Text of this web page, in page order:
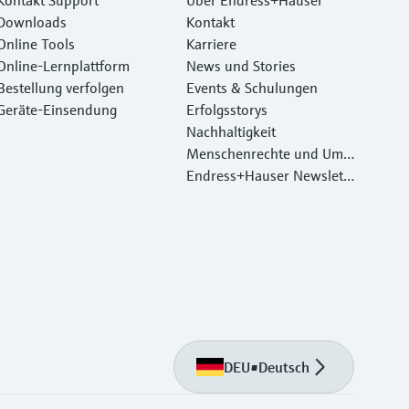
Tools
Lernplattform
verfolgen
Kontakt
Karriere
News und Stories
Events & Schulungen
Erfolgsstorys
Nachhaltigkeit
Menschenrechte und Umw
eltschutz
Endress+Hauser Newslett
DEU•Deutsch